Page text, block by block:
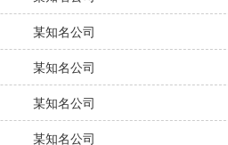
某知名公司
某知名公司
某知名公司
某知名公司